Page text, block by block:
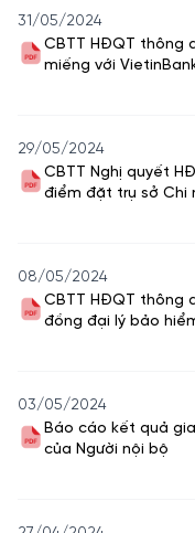
31/05/2024
CBTT HĐQT thông
miếng với
29/05/2024
CBTT Nghị quyết
điểm đặt trụ sở Chi
08/05/2024
CBTT HĐQT thông
đồng đại lý bảo
03/05/2024
Báo cáo kết quả
của Người nội bộ